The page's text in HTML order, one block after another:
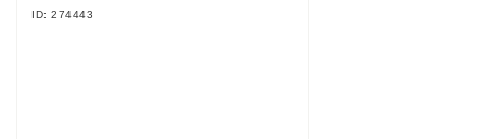
ID: 274443